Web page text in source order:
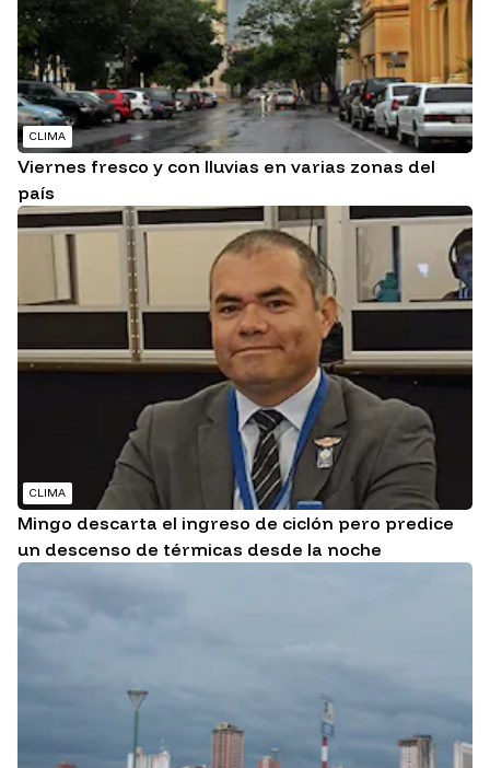
CLIMA
Viernes fresco y con lluvias en varias zonas del
país
CLIMA
Mingo descarta el ingreso de ciclón pero predice
un descenso de térmicas desde la noche